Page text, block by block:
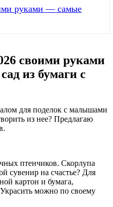
руками — самые
своими руками
из бумаги с
для поделок с малышами
из нее? Предлагаю
птенчиков. Скорлупа
сувенир на счастье? Для
картон и бумага,
можно по своему